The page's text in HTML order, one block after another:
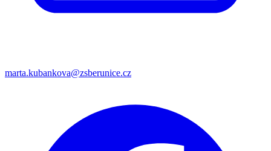
marta.kubankova@zsberunice.cz